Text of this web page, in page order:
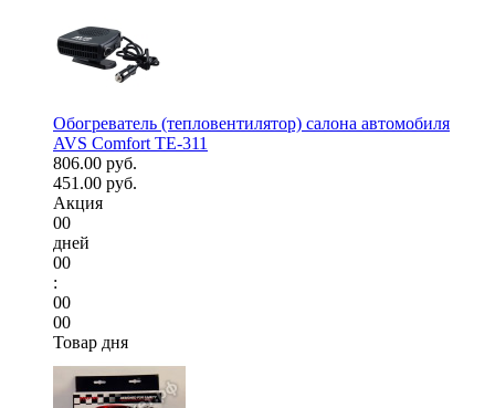
Обогреватель (тепловентилятор) салона автомобиля
AVS Comfort TE-311
806.00 руб.
451.00 руб.
Акция
00
дней
00
:
00
00
Товар дня